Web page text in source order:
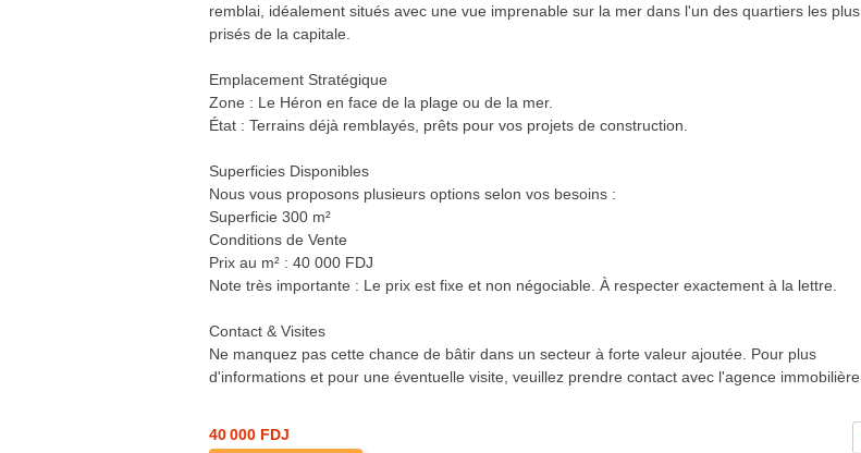
remblai, idéalement situés avec une vue imprenable sur la mer dans l'un des quartiers les plus
prisés de la capitale.
Emplacement Stratégique
Zone : Le Héron en face de la plage ou de la mer.
État : Terrains déjà remblayés, prêts pour vos projets de construction.
Superficies Disponibles
Nous vous proposons plusieurs options selon vos besoins :
Superficie 300 m²
Conditions de Vente
Prix au m² : 40 000 FDJ
Note très importante : Le prix est fixe et non négociable. À respecter exactement à la lettre.
Contact & Visites
Ne manquez pas cette chance de bâtir dans un secteur à forte valeur ajoutée. Pour plus
d'informations et pour une éventuelle visite, veuillez prendre contact avec l'agence immobilière.
40 000 FDJ